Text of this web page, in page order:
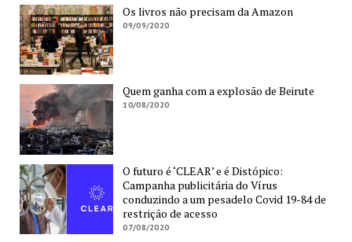
Os livros não precisam da Amazon
09/09/2020
Quem ganha com a explosão de Beirute
10/08/2020
O futuro é ‘CLEAR’ e é Distópico:
Campanha publicitária do Vírus
conduzindo a um pesadelo Covid 19-84 de
restrição de acesso
07/08/2020